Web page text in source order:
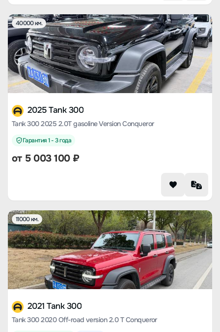
40000 км.
2025 Tank 300
Tank 300 2025 2.0T gasoline Version Conqueror
Гарантия 1 - 3 года
от 5 003 100₽
11000 км.
2021 Tank 300
Tank 300 2020 Off-road version 2.0 T Conqueror